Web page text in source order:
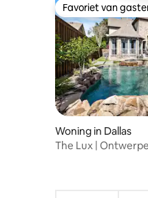
Favoriet van
Favoriet van
Woning in Dallas
The Lux |